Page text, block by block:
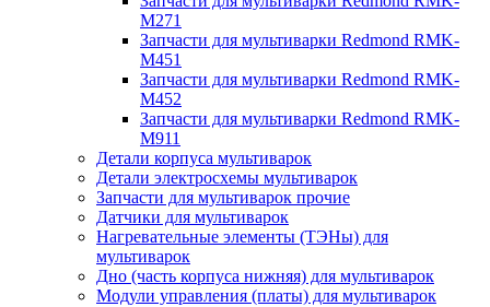
M271
Запчасти для мультиварки Redmond RMK-
M451
Запчасти для мультиварки Redmond RMK-
M452
Запчасти для мультиварки Redmond RMK-
M911
Детали корпуса мультиварок
Детали электросхемы мультиварок
Запчасти для мультиварок прочие
Датчики для мультиварок
Нагревательные элементы (ТЭНы) для
мультиварок
Дно (часть корпуса нижняя) для мультиварок
Модули управления (платы) для мультиварок